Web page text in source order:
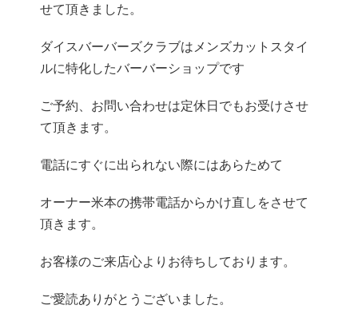
せて頂きました。
ダイスバーバーズクラブはメンズカットスタイ
ルに特化したバーバーショップです
ご予約、お問い合わせは定休日でもお受けさせ
て頂きます。
電話にすぐに出られない際にはあらためて
オーナー米本の携帯電話からかけ直しをさせて
頂きます。
お客様のご来店心よりお待ちしております。
ご愛読ありがとうございました。